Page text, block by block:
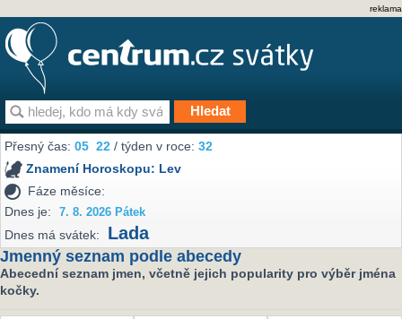
reklama
Přesný čas:05 22 / týden v roce:32
Znamení Horoskopu: Lev
Fáze měsíce:
Dnes je:
7. 8. 2026 Pátek
Dnes má svátek: Lada
Jmenný seznam podle abecedy
Abecední seznam jmen, včetně jejich popularity pro výběr jména
kočky.